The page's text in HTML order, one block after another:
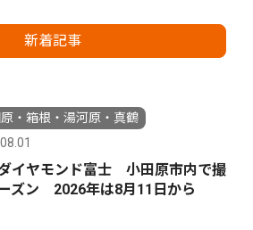
新着記事
・箱根・湯河原・真鶴
イヤモンド富士 小田原市内で撮
ズン 2026年は8月11日から